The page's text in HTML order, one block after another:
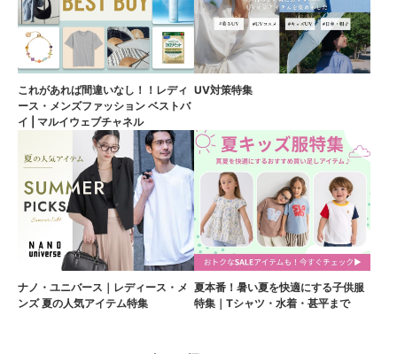
これがあれば間違いなし！！レディ
ース・メンズファッション ベストバ
イ | マルイウェブチャネル
UV対策特集
ナノ・ユニバース｜レディース・メ
ンズ 夏の人気アイテム特集
夏本番！暑い夏を快適にする子供服
特集｜Tシャツ・水着・甚平まで